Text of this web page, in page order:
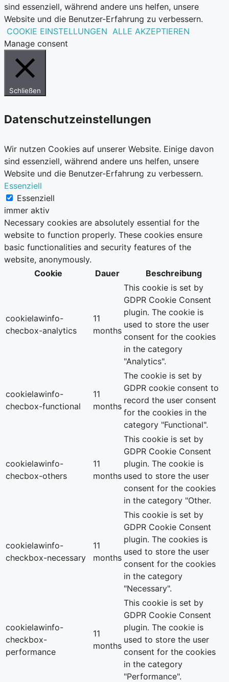
sind essenziell, während andere uns helfen, unsere
Website und die Benutzer-Erfahrung zu verbessern.
COOKIE EINSTELLUNGEN ALLE AKZEPTIEREN
Manage consent
Schließen
Datenschutzeinstellungen
Wir nutzen Cookies auf unserer Website. Einige davon
sind essenziell, während andere uns helfen, unsere
Website und die Benutzer-Erfahrung zu verbessern.
Essenziell
Essenziell
immer aktiv
Necessary cookies are absolutely essential for the
website to function properly. These cookies ensure
basic functionalities and security features of the
website, anonymously.
Cookie
Dauer Beschreibung
cookielawinfo-
checbox-analytics
11
months
This cookie is set by
GDPR Cookie Consent
plugin. The cookie is
used to store the user
consent for the cookies
in the category
"Analytics".
cookielawinfo-
checbox-functional
11
months
The cookie is set by
GDPR cookie consent to
record the user consent
for the cookies in the
category "Functional".
cookielawinfo-
checbox-others
11
months
This cookie is set by
GDPR Cookie Consent
plugin. The cookie is
used to store the user
consent for the cookies
in the category "Other.
cookielawinfo-
checkbox-necessary
11
months
This cookie is set by
GDPR Cookie Consent
plugin. The cookies is
used to store the user
consent for the cookies
in the category
"Necessary".
cookielawinfo-
checkbox-
performance
11
months
This cookie is set by
GDPR Cookie Consent
plugin. The cookie is
used to store the user
consent for the cookies
in the category
"Performance".